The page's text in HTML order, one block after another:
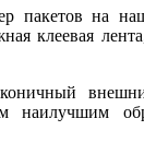
пакетов на
клеевая
наилучшим